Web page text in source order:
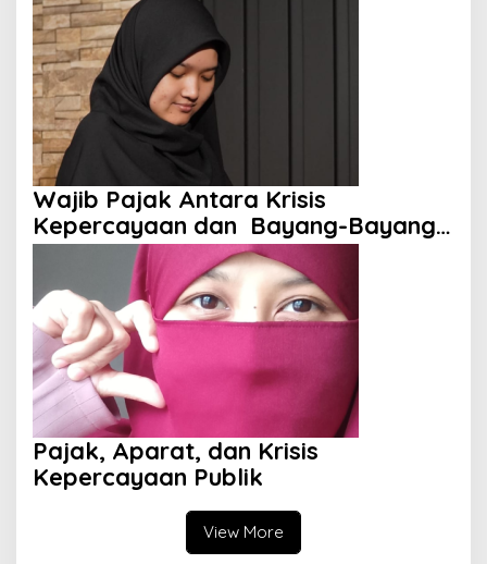
Wajib Pajak Antara Krisis
Kepercayaan dan Bayang-Bayang
Aparat
Pajak, Aparat, dan Krisis
Kepercayaan Publik
View More